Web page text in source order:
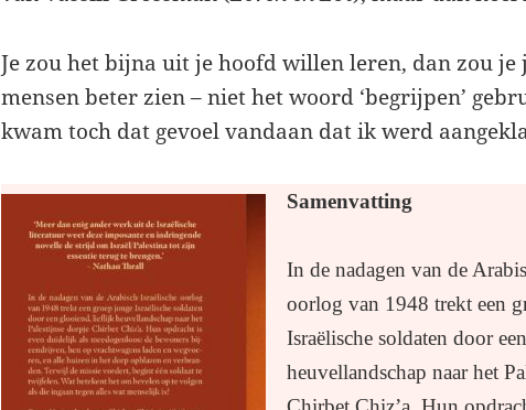
Je zou het bijna uit je hoofd willen leren, dan zou je
mensen beter zien – niet het woord ‘begrijpen’
kwam toch dat gevoel vandaan dat ik werd
Samenvatting
In de nadagen van de
oorlog van 1948 trekt een
Israëlische soldaten door
heuvellandschap naar het